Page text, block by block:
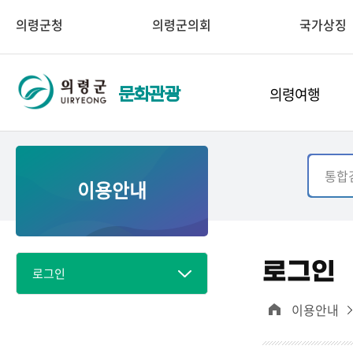
의령군청 의령군의회 국가상징
문화관광 의령여행
이용안내
로그인 로그인
이용안내